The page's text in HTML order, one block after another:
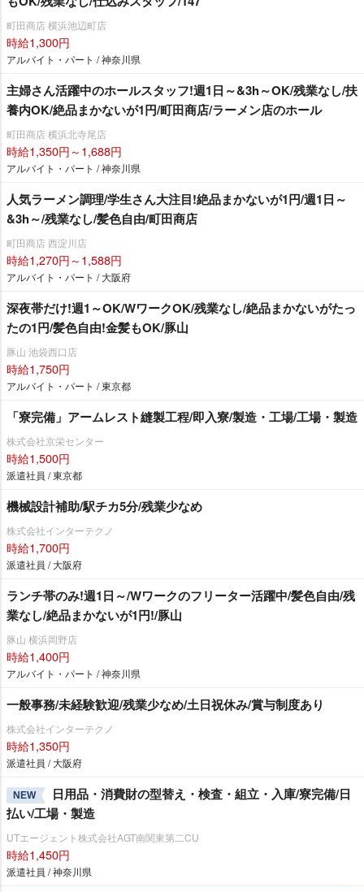
町田商店 横浜池辺町店
時給1,300円
アルバイト・パート / 神奈川県
主婦さん活躍中のホールスタッフ!週1日～&3h～OK/残業なし/扶
養内OK/絶品まかないが1円/町田商店/ラーメン店のホール
町田商店 横浜北寺尾店
時給1,350円～1,688円
アルバイト・パート / 神奈川県
人気ラーメン調理/学生さん大注目!絶品まかないが1円/週1日～
&3h～/残業なし/髪色自由/町田商店
町田商店 西淀川店
時給1,270円～1,588円
アルバイト・パート / 大阪府
深夜帯だけ!週1～OK/WワークOK/残業なし/絶品まかないがたっ
たの1円/髪色自由!金髪もOK/豚山
豚山 池袋西口店
時給1,750円
アルバイト・パート / 東京都
「寮完備」アームレスト縫製工程/即入寮/製造・工場/工場・製造
株式会社京栄センター
時給1,500円
派遣社員 / 東京都
機械設計補助/駅チカ5分/残業少なめ
株式会社インターテクノ
時給1,700円
派遣社員 / 大阪府
ランチ帯のみ!週1日～/Wワークのフリーター活躍中/髪色自由/残
業なし/絶品まかないが1円!/豚山
豚山 横浜岡野店
時給1,400円
アルバイト・パート / 神奈川県
一般事務/未経験歓迎/残業少なめ/土日祝休み/賞与制度あり
株式会社インターテクノ
時給1,350円
派遣社員 / 大阪府
NEW
日用品・消費財の型替え・検査・組立・入庫/寮完備/日
払い/工場・製造
UTエージェント株式会社AGT南関東第二CU
時給1,450円
派遣社員 / 神奈川県